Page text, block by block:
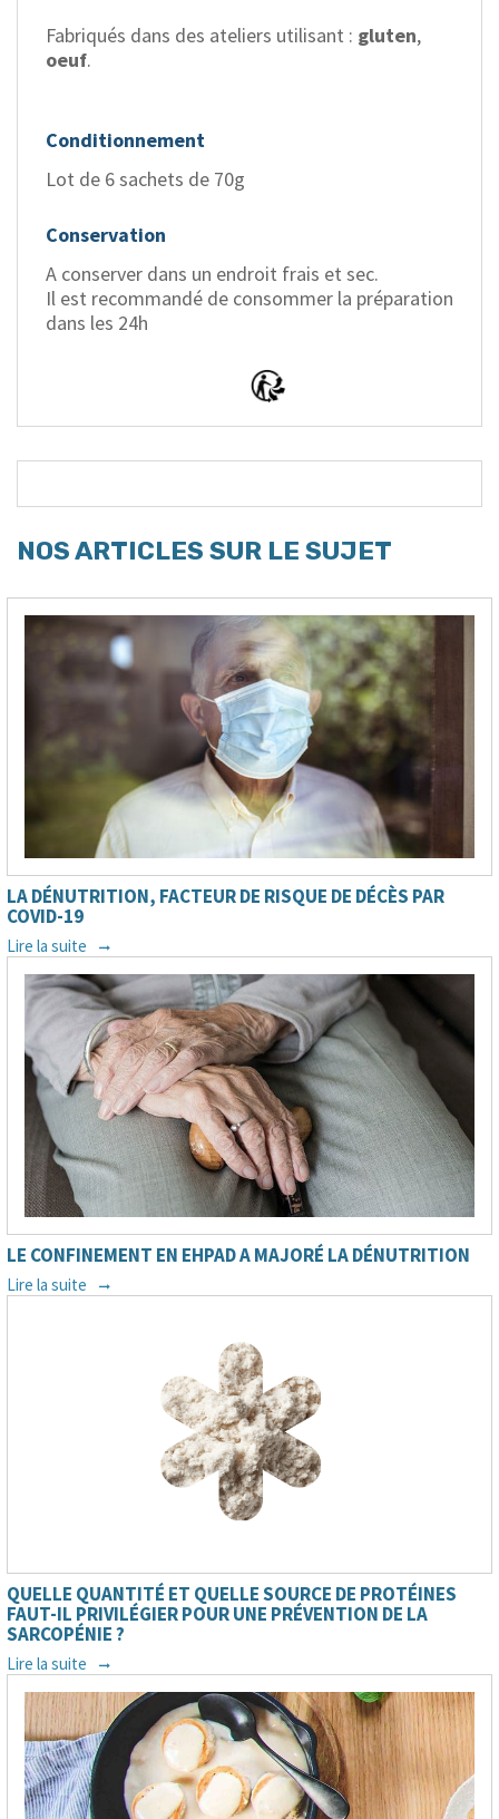
Fabriqués dans des ateliers utilisant : gluten,
oeuf.
Conditionnement
Lot de 6 sachets de 70g
Conservation
A conserver dans un endroit frais et sec.
Il est recommandé de consommer la préparation
dans les 24h
NOS ARTICLES SUR LE SUJET
LA DÉNUTRITION, FACTEUR DE RISQUE DE DÉCÈS PAR
COVID-19
Lire la suite
LE CONFINEMENT EN EHPAD A MAJORÉ LA DÉNUTRITION
Lire la suite
QUELLE QUANTITÉ ET QUELLE SOURCE DE PROTÉINES
FAUT-IL PRIVILÉGIER POUR UNE PRÉVENTION DE LA
SARCOPÉNIE ?
Lire la suite